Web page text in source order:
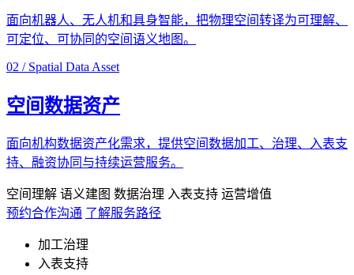
面向机器人、无人机和具身智能，把物理空间转译为可理解、
可定位、可协同的空间语义地图。
02 / Spatial Data Asset
空间数据资产
面向机构数据资产化需求，提供空间数据加工、治理、入表支
持、融资协同与持续运营服务。
空间理解 语义建图 数据治理 入表支持 运营增值
预约合作沟通 了解服务路径
加工治理
入表支持